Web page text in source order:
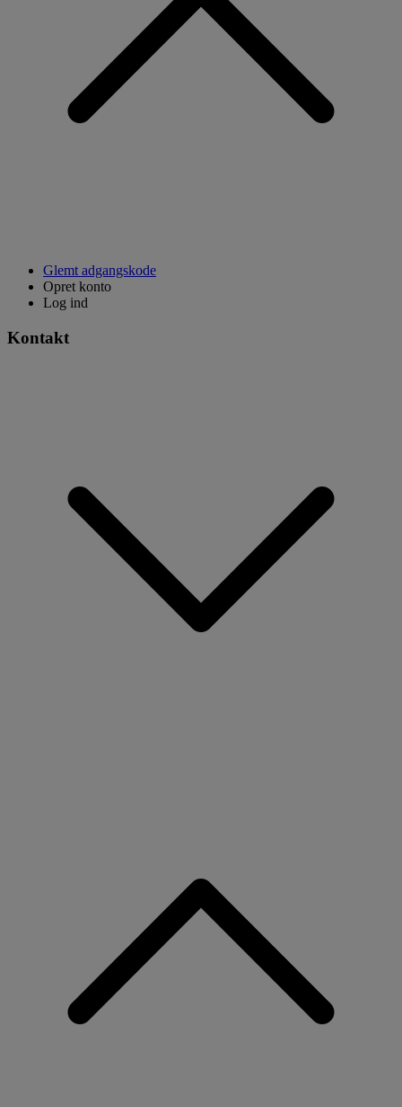
Glemt adgangskode
Opret konto
Log ind
Kontakt